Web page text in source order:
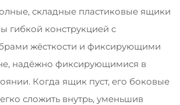
складные пластиковые ящики
гибкой конструкцией с
жёсткости и фиксирующими
надёжно фиксирующимися в
Когда ящик пуст, его боковые
сложить внутрь, уменьшив